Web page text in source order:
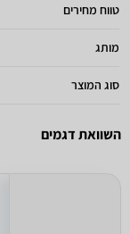
טווח מחירים
מותג
סוג המוצר
השוואת דגמים